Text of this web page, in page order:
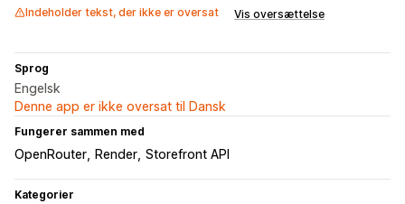
Indeholder tekst, der ikke er oversat Vis oversættelse
Sprog
Engelsk
Denne app er ikke oversat til Dansk
Fungerer sammen med
OpenRouter Render Storefront API
Kategorier